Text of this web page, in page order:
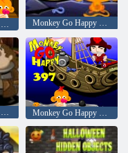
Monkey Go Happy Stage 379
Monkey Go Happy Stage 393 Monkey Go Happy Stage 397